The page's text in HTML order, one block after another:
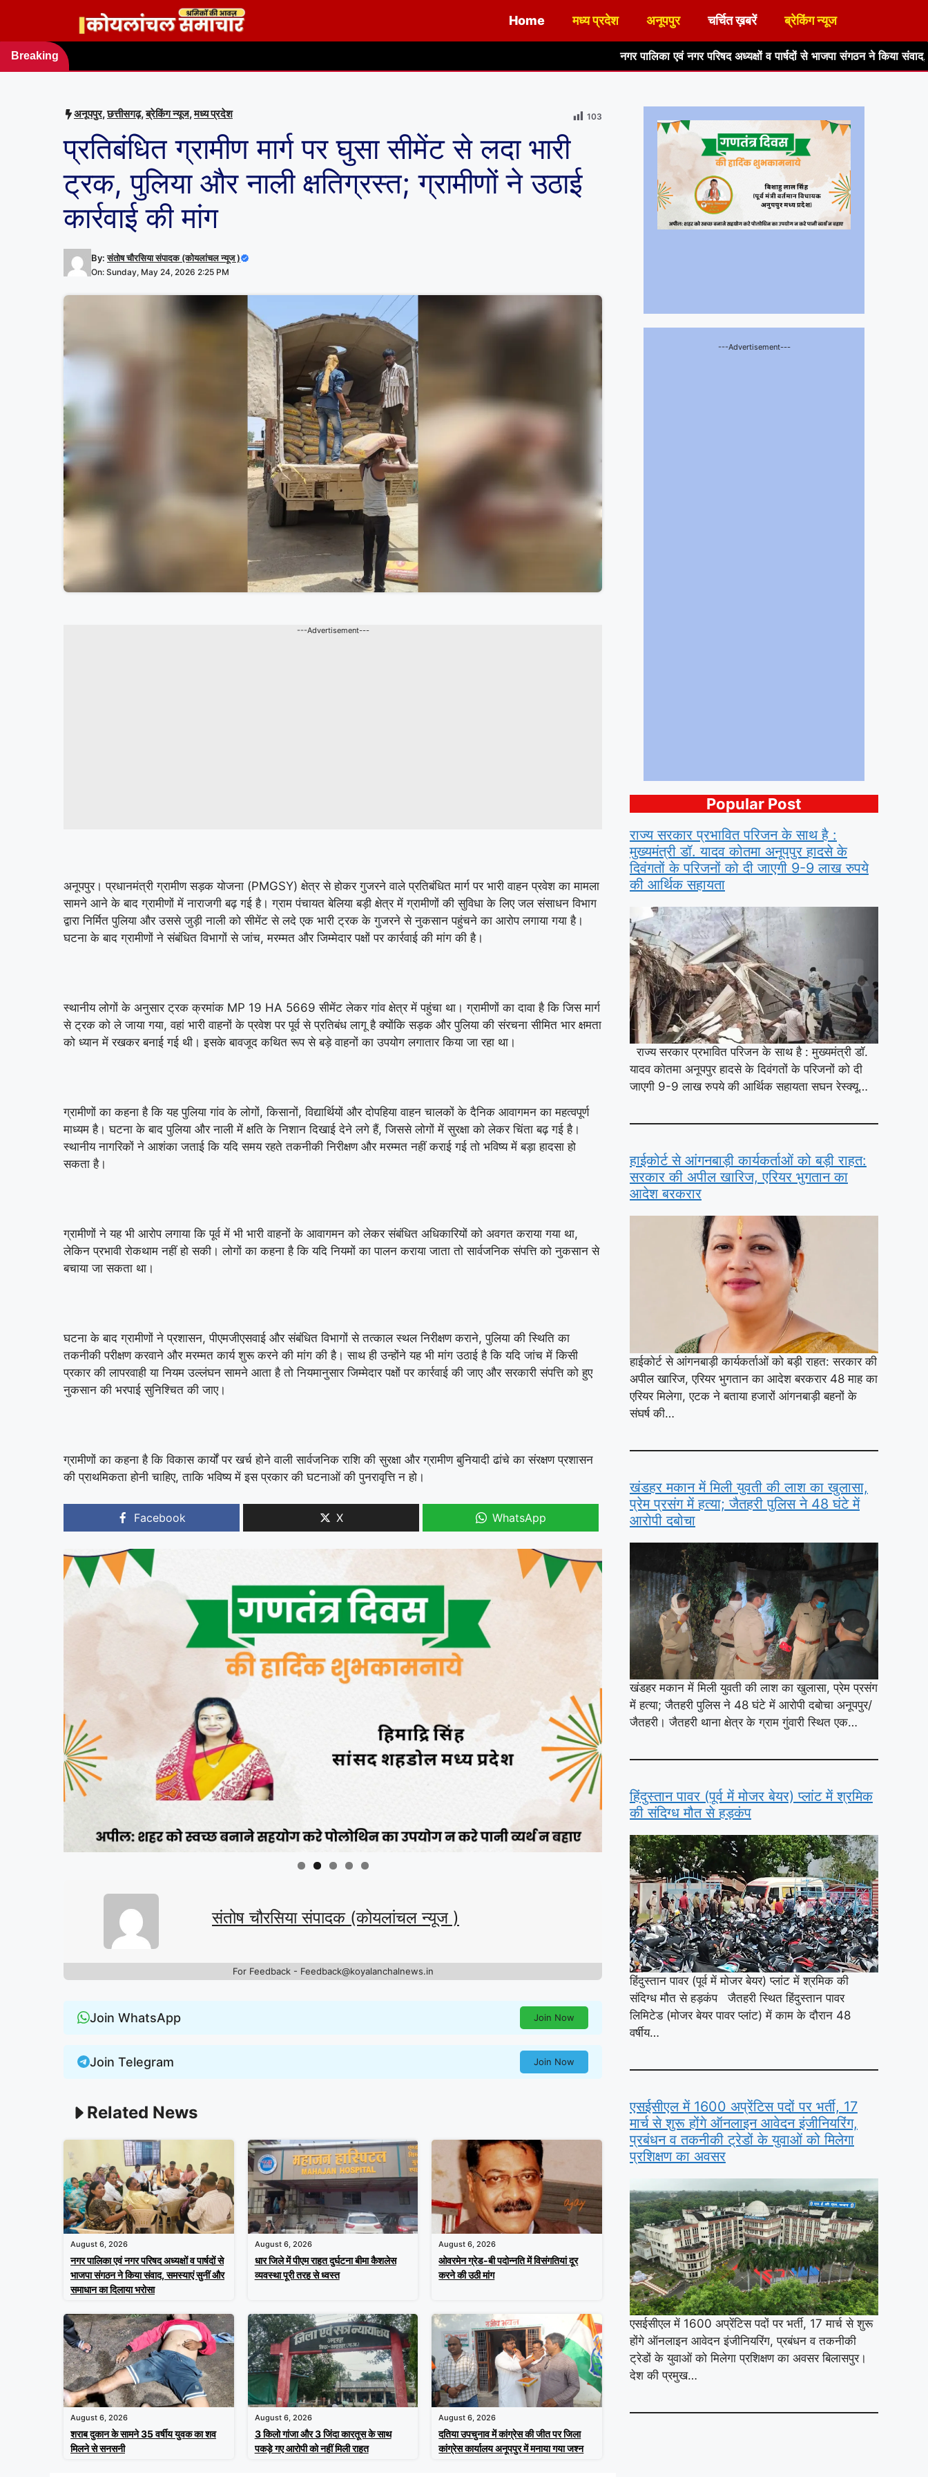
content
Home मध्य प्रदेश अनूपपुर चर्चित ख़बरें ब्रेकिंग न्यूज
Breaking
नगर पालिका एवं नगर परिषद अध्यक्षों व पार्षदों से भाजपा संगठन ने किया संवाद, समस्याएं सुनीं और
अनूपपुर,छत्तीसगढ़,ब्रेकिंग न्यूज,मध्य प्रदेश 103
प्रतिबंधित ग्रामीण मार्ग पर घुसा सीमेंट से लदा भारी
ट्रक, पुलिया और नाली क्षतिग्रस्त; ग्रामीणों ने उठाई
कार्रवाई की मांग
By:संतोष चौरसिया संपादक (कोयलांचल न्यूज )
On: Sunday, May 24, 2026 2:25 PM
---Advertisement---
अनूपपुर। प्रधानमंत्री ग्रामीण सड़क योजना (PMGSY) क्षेत्र से होकर गुजरने वाले प्रतिबंधित मार्ग पर भारी वाहन प्रवेश का मामला
सामने आने के बाद ग्रामीणों में नाराजगी बढ़ गई है। ग्राम पंचायत बेलिया बड़ी क्षेत्र में ग्रामीणों की सुविधा के लिए जल संसाधन विभाग
द्वारा निर्मित पुलिया और उससे जुड़ी नाली को सीमेंट से लदे एक भारी ट्रक के गुजरने से नुकसान पहुंचने का आरोप लगाया गया है।
घटना के बाद ग्रामीणों ने संबंधित विभागों से जांच, मरम्मत और जिम्मेदार पक्षों पर कार्रवाई की मांग की है।
स्थानीय लोगों के अनुसार ट्रक क्रमांक MP 19 HA 5669 सीमेंट लेकर गांव क्षेत्र में पहुंचा था। ग्रामीणों का दावा है कि जिस मार्ग
से ट्रक को ले जाया गया, वहां भारी वाहनों के प्रवेश पर पूर्व से प्रतिबंध लागू है क्योंकि सड़क और पुलिया की संरचना सीमित भार क्षमता
को ध्यान में रखकर बनाई गई थी। इसके बावजूद कथित रूप से बड़े वाहनों का उपयोग लगातार किया जा रहा था।
ग्रामीणों का कहना है कि यह पुलिया गांव के लोगों, किसानों, विद्यार्थियों और दोपहिया वाहन चालकों के दैनिक आवागमन का महत्वपूर्ण
माध्यम है। घटना के बाद पुलिया और नाली में क्षति के निशान दिखाई देने लगे हैं, जिससे लोगों में सुरक्षा को लेकर चिंता बढ़ गई है।
स्थानीय नागरिकों ने आशंका जताई कि यदि समय रहते तकनीकी निरीक्षण और मरम्मत नहीं कराई गई तो भविष्य में बड़ा हादसा हो
सकता है।
ग्रामीणों ने यह भी आरोप लगाया कि पूर्व में भी भारी वाहनों के आवागमन को लेकर संबंधित अधिकारियों को अवगत कराया गया था,
लेकिन प्रभावी रोकथाम नहीं हो सकी। लोगों का कहना है कि यदि नियमों का पालन कराया जाता तो सार्वजनिक संपत्ति को नुकसान से
बचाया जा सकता था।
घटना के बाद ग्रामीणों ने प्रशासन, पीएमजीएसवाई और संबंधित विभागों से तत्काल स्थल निरीक्षण कराने, पुलिया की स्थिति का
तकनीकी परीक्षण करवाने और मरम्मत कार्य शुरू करने की मांग की है। साथ ही उन्होंने यह भी मांग उठाई है कि यदि जांच में किसी
प्रकार की लापरवाही या नियम उल्लंघन सामने आता है तो नियमानुसार जिम्मेदार पक्षों पर कार्रवाई की जाए और सरकारी संपत्ति को हुए
नुकसान की भरपाई सुनिश्चित की जाए।
ग्रामीणों का कहना है कि विकास कार्यों पर खर्च होने वाली सार्वजनिक राशि की सुरक्षा और ग्रामीण बुनियादी ढांचे का संरक्षण प्रशासन
की प्राथमिकता होनी चाहिए, ताकि भविष्य में इस प्रकार की घटनाओं की पुनरावृत्ति न हो।
Facebook X WhatsApp
संतोष चौरसिया संपादक (कोयलांचल न्यूज )
For Feedback - Feedback@koyalanchalnews.in
Join WhatsApp Join Now
Join Telegram Join Now
Related News
August 6, 2026
नगर पालिका एवं नगर परिषद अध्यक्षों व पार्षदों से
भाजपा संगठन ने किया संवाद, समस्याएं सुनीं और
समाधान का दिलाया भरोसा
August 6, 2026
धार जिले में पीएम राहत दुर्घटना बीमा कैशलेस
व्यवस्था पूरी तरह से ध्वस्त
August 6, 2026
ओवरमेन ग्रेड-बी पदोन्नति में विसंगतियां दूर
करने की उठी मांग
August 6, 2026
शराब दुकान के सामने 35 वर्षीय युवक का शव
मिलने से सनसनी
August 6, 2026
3 किलो गांजा और 3 जिंदा कारतूस के साथ
पकड़े गए आरोपी को नहीं मिली राहत
August 6, 2026
दतिया उपचुनाव में कांग्रेस की जीत पर जिला
कांग्रेस कार्यालय अनूपपुर में मनाया गया जश्न
---Advertisement---
Popular Post
राज्य सरकार प्रभावित परिजन के साथ है :
मुख्यमंत्री डॉ. यादव कोतमा अनूपपुर हादसे के
दिवंगतों के परिजनों को दी जाएगी 9-9 लाख रुपये
की आर्थिक सहायता
राज्य सरकार प्रभावित परिजन के साथ है : मुख्यमंत्री डॉ.
यादव कोतमा अनूपपुर हादसे के दिवंगतों के परिजनों को दी
जाएगी 9-9 लाख रुपये की आर्थिक सहायता सघन रेस्क्यू…
हाईकोर्ट से आंगनबाड़ी कार्यकर्ताओं को बड़ी राहत:
सरकार की अपील खारिज, एरियर भुगतान का
आदेश बरकरार
हाईकोर्ट से आंगनबाड़ी कार्यकर्ताओं को बड़ी राहत: सरकार की
अपील खारिज, एरियर भुगतान का आदेश बरकरार 48 माह का
एरियर मिलेगा, एटक ने बताया हजारों आंगनबाड़ी बहनों के
संघर्ष की…
खंडहर मकान में मिली युवती की लाश का खुलासा,
प्रेम प्रसंग में हत्या; जैतहरी पुलिस ने 48 घंटे में
आरोपी दबोचा
खंडहर मकान में मिली युवती की लाश का खुलासा, प्रेम प्रसंग
में हत्या; जैतहरी पुलिस ने 48 घंटे में आरोपी दबोचा अनूपपुर/
जैतहरी। जैतहरी थाना क्षेत्र के ग्राम गुंवारी स्थित एक…
हिंदुस्तान पावर (पूर्व में मोजर बेयर) प्लांट में श्रमिक
की संदिग्ध मौत से हड़कंप
हिंदुस्तान पावर (पूर्व में मोजर बेयर) प्लांट में श्रमिक की
संदिग्ध मौत से हड़कंप जैतहरी स्थित हिंदुस्तान पावर
लिमिटेड (मोजर बेयर पावर प्लांट) में काम के दौरान 48
वर्षीय…
एसईसीएल में 1600 अप्रेंटिस पदों पर भर्ती, 17
मार्च से शुरू होंगे ऑनलाइन आवेदन इंजीनियरिंग,
प्रबंधन व तकनीकी ट्रेडों के युवाओं को मिलेगा
प्रशिक्षण का अवसर
एसईसीएल में 1600 अप्रेंटिस पदों पर भर्ती, 17 मार्च से शुरू
होंगे ऑनलाइन आवेदन इंजीनियरिंग, प्रबंधन व तकनीकी
ट्रेडों के युवाओं को मिलेगा प्रशिक्षण का अवसर बिलासपुर।
देश की प्रमुख…